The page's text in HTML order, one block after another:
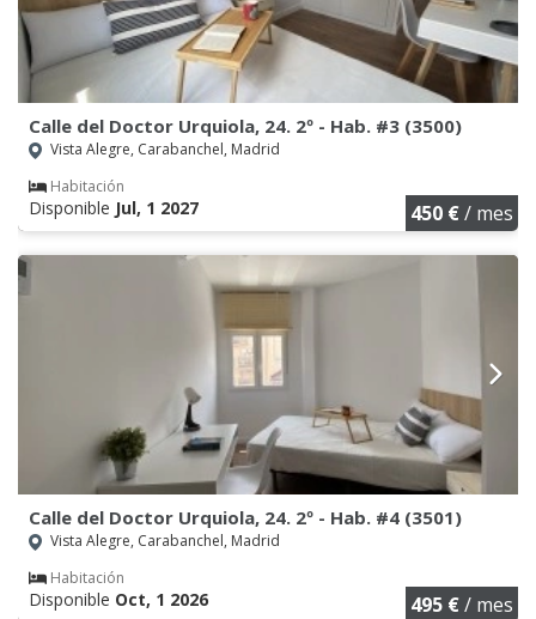
Calle del Doctor Urquiola, 24. 2º - Hab. #3 (3500)
Vista Alegre, Carabanchel, Madrid
Habitación
Disponible Jul, 1 2027 450 €/ mes
Calle del Doctor Urquiola, 24. 2º - Hab. #4 (3501)
Vista Alegre, Carabanchel, Madrid
Habitación
Disponible Oct, 1 2026 495 €/ mes